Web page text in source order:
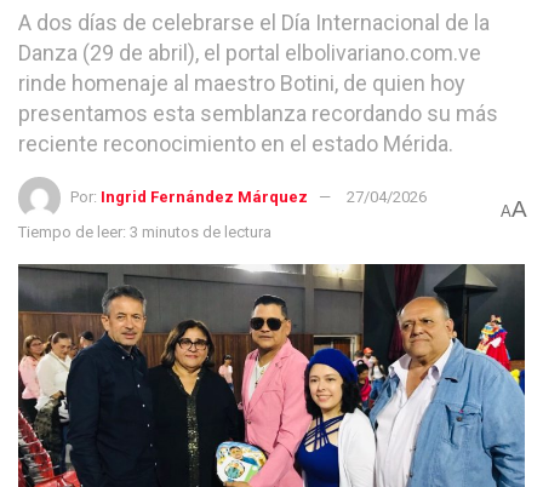
A dos días de celebrarse el Día Internacional de la
Danza (29 de abril), el portal elbolivariano.com.ve
rinde homenaje al maestro Botini, de quien hoy
presentamos esta semblanza recordando su más
reciente reconocimiento en el estado Mérida.
Por: Ingrid Fernández Márquez
27/04/2026
Tiempo de leer: 3 minutos de lectura
AA